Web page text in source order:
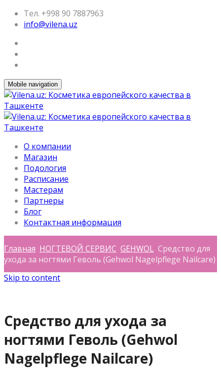
Тел. +998 90 7887963
info@vilena.uz
Mobile navigation
О компании
Магазин
Подология
Расписание
Мастерам
Партнеры
Блог
Контактная информация
Главная НОГТЕВОЙ СЕРВИС GEHWOL Средство для
ухода за ногтями Геволь (Gehwol Nagelpflege Nailcare)
Skip to content
Средство для ухода за
ногтями Геволь (Gehwol
Nagelpflege Nailcare)